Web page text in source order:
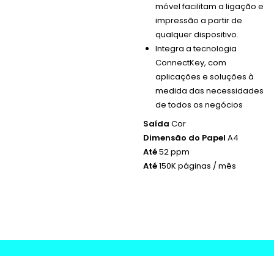
móvel facilitam a ligação e
impressão a partir de
qualquer dispositivo.
Integra a tecnologia
ConnectKey, com
aplicações e soluções à
medida das necessidades
de todos os negócios
Saída Cor
Dimensão do Papel A4
Até52 ppm
Até150K páginas / mês